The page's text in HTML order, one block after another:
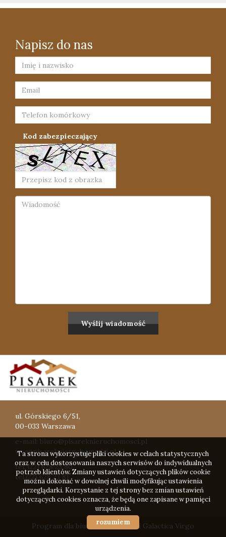
Napisz do nas
Kod zabezpieczający
ul. Górskiego 6/51,
00-033 Warszawa
e-mail: biuro@pisareknieruchomosci.pl
www.pisareknieruchomosci.pl
tel. (22) 628 23 80,
tel.(22) 628 23 81
Program dla biur nieruchomości Galactica Virgo
Ta strona wykorzystuje pliki cookies w celach statystycznych
oraz w celu dostosowania naszych serwisów do indywidualnych
potrzeb klientów. Zmiany ustawień dotyczących plików cookie
można dokonać w dowolnej chwili modyfikując ustawienia
przeglądarki. Korzystanie z tej strony bez zmian ustawień
dotyczących cookies oznacza, że będą one zapisane w pamięci
urządzenia.
rozumiem